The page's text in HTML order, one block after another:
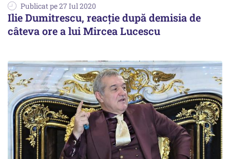
Publicat pe 27 Iul 2020
Ilie Dumitrescu, reacţie după demisia de
câteva ore a lui Mircea Lucescu